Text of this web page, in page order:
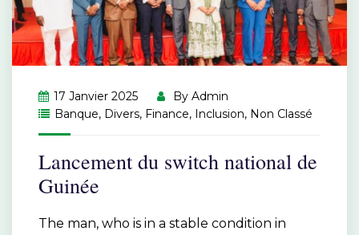
17 Janvier 2025 By Admin
Banque, Divers, Finance, Inclusion, Non Classé
Lancement du switch national de
Guinée
The man, who is in a stable condition in